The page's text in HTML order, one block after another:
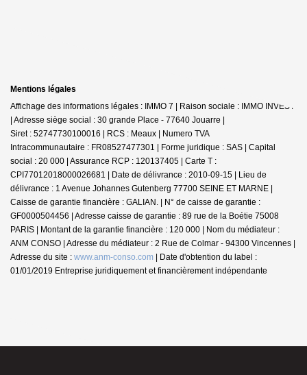
Mentions légales
Affichage des informations légales : IMMO 7 | Raison sociale : IMMO INVEST
| Adresse siège social : 30 grande Place - 77640 Jouarre |
Siret : 52747730100016 | RCS : Meaux | Numero TVA
Intracommunautaire : FR08527477301 | Forme juridique : SAS | Capital
social : 20 000 | Assurance RCP : 120137405 | Carte T :
CPI77012018000026681 | Date de délivrance : 2010-09-15 | Lieu de
délivrance : 1 Avenue Johannes Gutenberg 77700 SEINE ET MARNE |
Caisse de garantie financière : GALIAN. | N° de caisse de garantie :
GF0000504456 | Adresse caisse de garantie : 89 rue de la Boétie 75008
PARIS | Montant de la garantie financière : 120 000 | Nom du médiateur :
ANM CONSO | Adresse du médiateur : 2 Rue de Colmar - 94300 Vincennes |
Adresse du site : www.anm-conso.com | Date d'obtention du label :
01/01/2019 Entreprise juridiquement et financièrement indépendante